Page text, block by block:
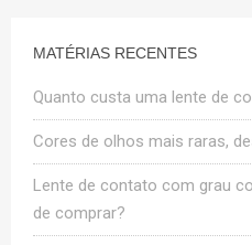
MATÉRIAS RECENTES
Quanto custa uma lente de
Cores de olhos mais raras,
Lente de contato com grau
de comprar?